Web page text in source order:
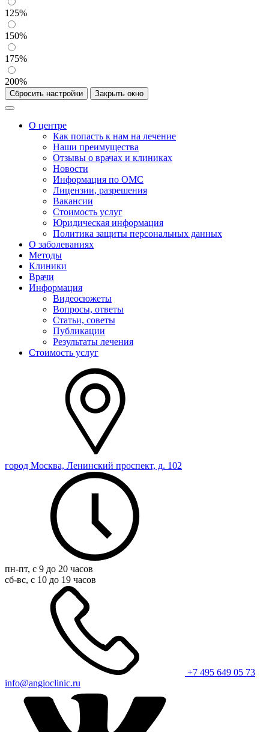
125%
150%
175%
200%
Сбросить настройки Закрыть окно
О центре
Как попасть к нам на лечение
Наши преимущества
Отзывы о врачах и клиниках
Новости
Информация по ОМС
Лицензии, разрешения
Вакансии
Стоимость услуг
Юридическая информация
Политика защиты персональных данных
О заболеваниях
Методы
Клиники
Врачи
Информация
Видеосюжеты
Вопросы, ответы
Статьи, советы
Публикации
Результаты лечения
Стоимость услуг
город Москва, Ленинский проспект, д. 102
пн-пт, с 9 до 20 часов
сб-вс, с 10 до 19 часов
+7 495 649 05 73
info@angioclinic.ru